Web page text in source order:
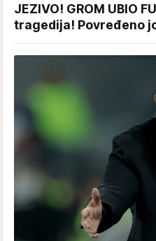
JEZIVO! GROM UBIO
tragedija! Povređeno